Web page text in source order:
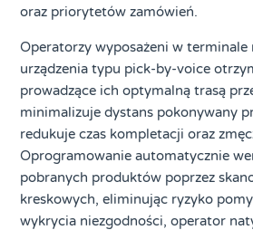
oraz priorytetów zamówień.
Operatorzy wyposażeni w terminale
urządzenia typu pick-by-voice
prowadzące ich optymalną trasą
minimalizuje dystans pokonywany
redukuje czas kompletacji oraz
Oprogramowanie automatycznie
pobranych produktów poprzez
kreskowych, eliminując ryzyko
wykrycia niezgodności, operator